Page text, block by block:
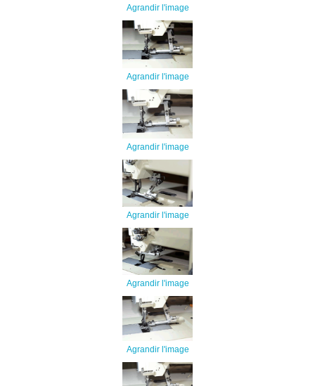
Agrandir l'image
Agrandir l'image
Agrandir l'image
Agrandir l'image
Agrandir l'image
Agrandir l'image